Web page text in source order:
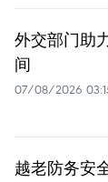
外交部门助
间
07/08/2026
越老防务安